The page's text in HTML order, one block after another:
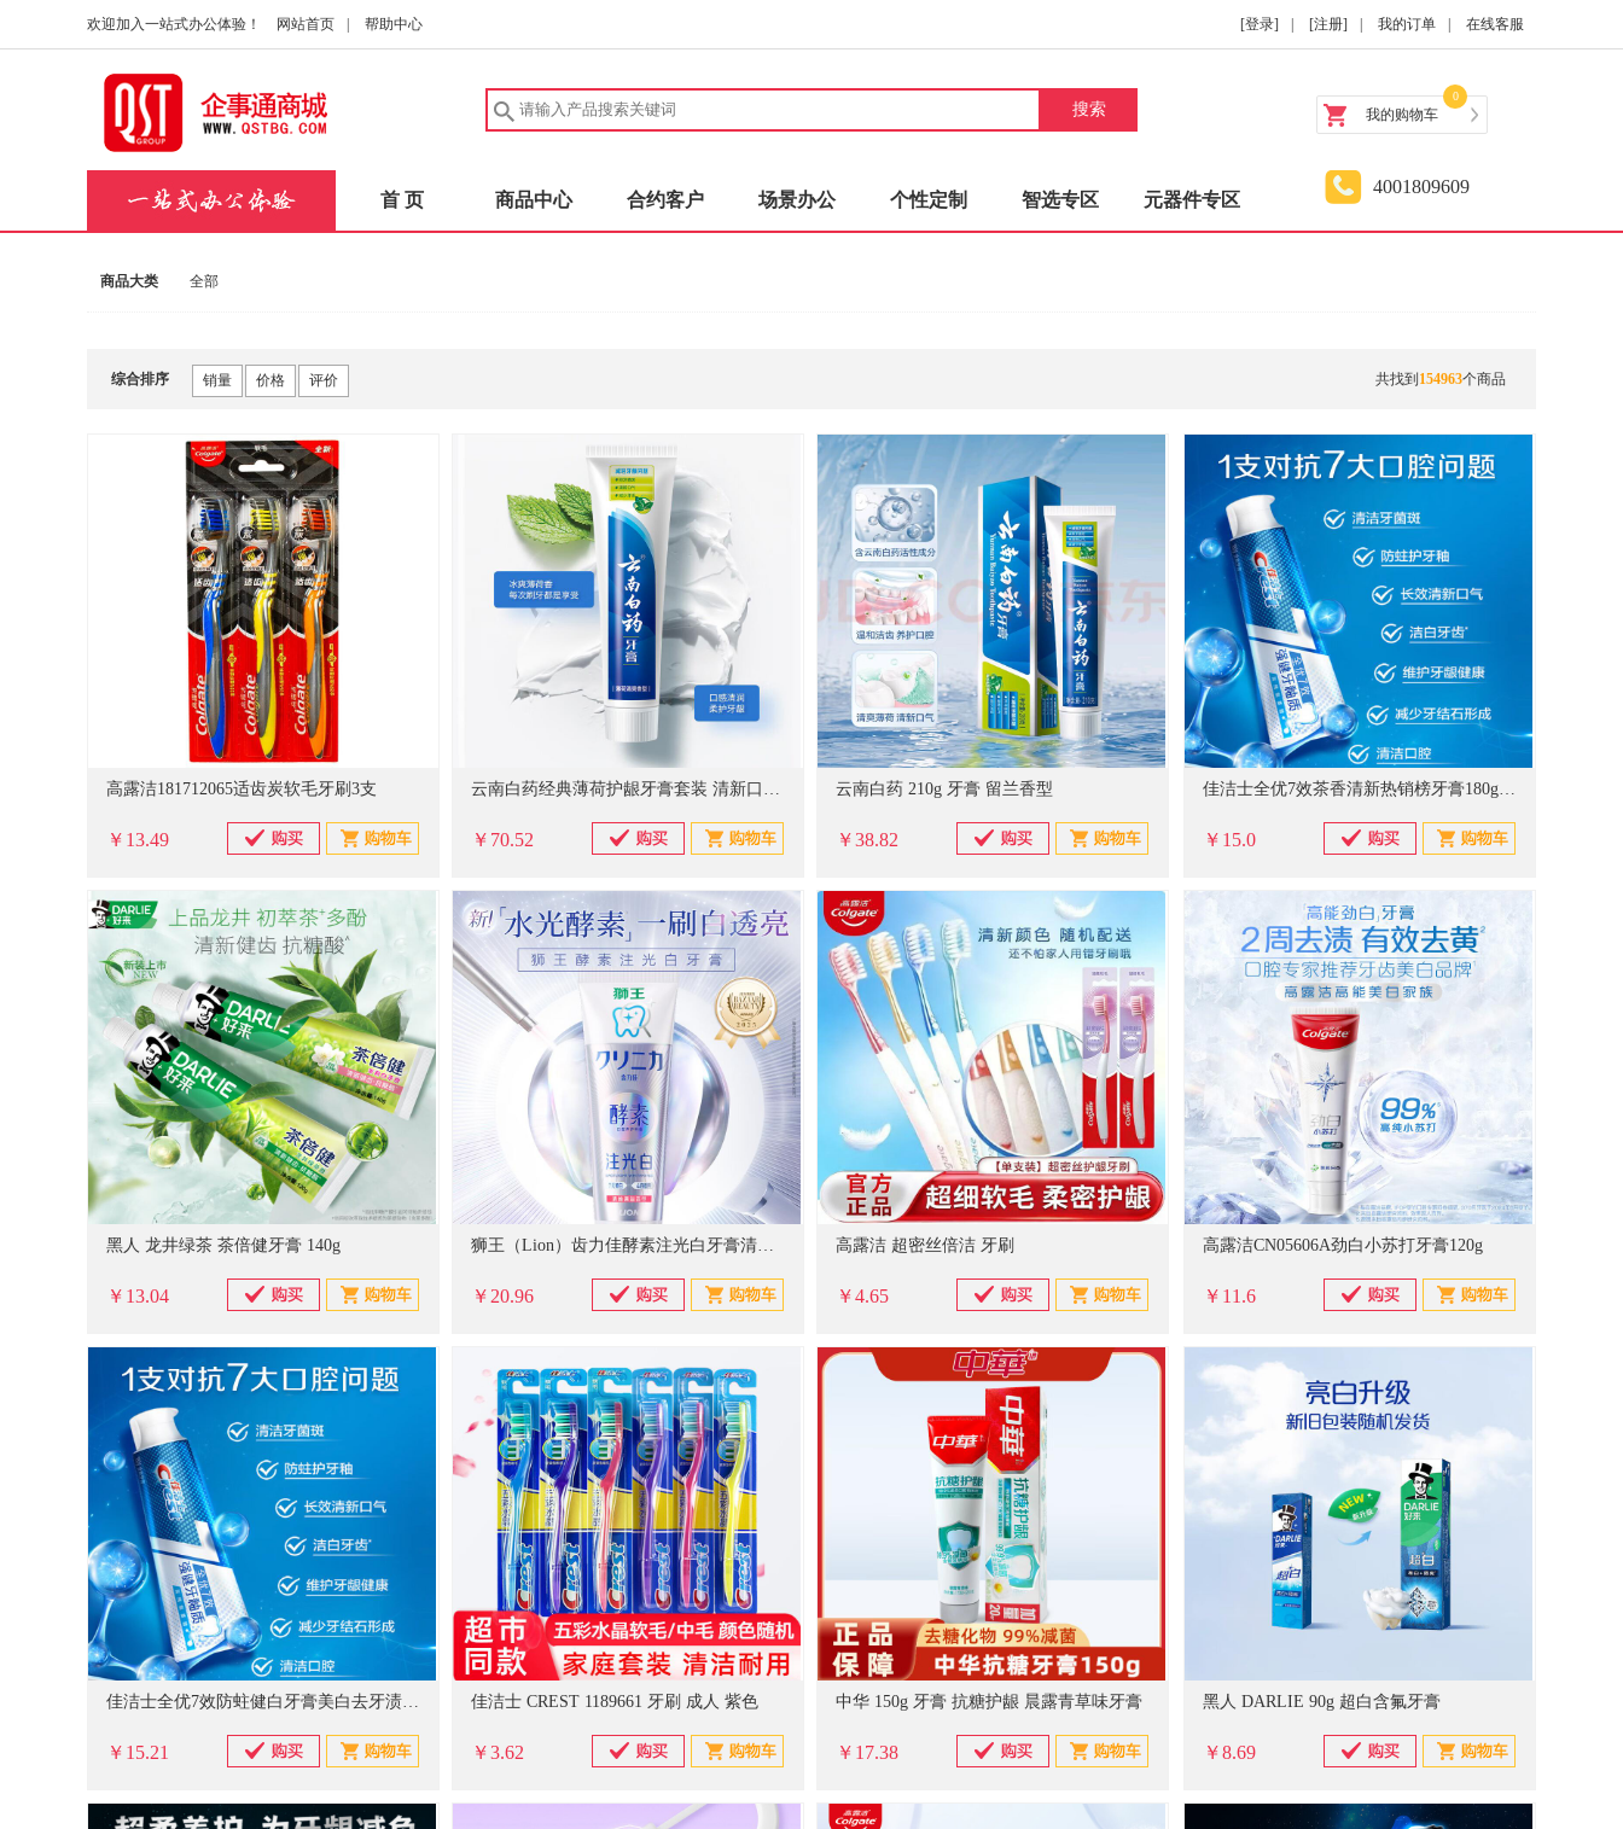
欢迎加入一站式办公体验！ 网站首页 帮助中心 [登录] [注册] 我的订单 在线客服
搜索 我的购物车
0
首 页 商品中心 合约客户 场景办公 个性定制 智选专区 元器件专区
4001809609
商品大类 全部
综合排序 销量 价格 评价 共找到 154963个商品
高露洁181712065适齿炭软毛牙刷3支
￥13.49
云南白药经典薄荷护龈牙膏套装 清新口气改善牙龈问题210g*2
￥70.52
云南白药 210g 牙膏 留兰香型
￥38.82
佳洁士全优7效茶香清新热销榜牙膏180g防蛀美白去牙渍新
￥15.0
黑人 龙井绿茶 茶倍健牙膏 140g
￥13.04
狮王（Lion）齿力佳酵素注光白牙膏清柚满溢120g
￥20.96
高露洁 超密丝倍洁 牙刷
￥4.65
高露洁CN05606A劲白小苏打牙膏120g
￥11.6
佳洁士全优7效防蛀健白牙膏美白去牙渍含氟180g
￥15.21
佳洁士 CREST 1189661 牙刷 成人 紫色
￥3.62
中华 150g 牙膏 抗糖护龈 晨露青草味牙膏
￥17.38
黑人 DARLIE 90g 超白含氟牙膏
￥8.69